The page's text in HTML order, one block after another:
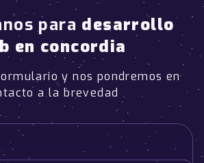
para desarrollo
en concordia
y nos pondremos en
a la brevedad